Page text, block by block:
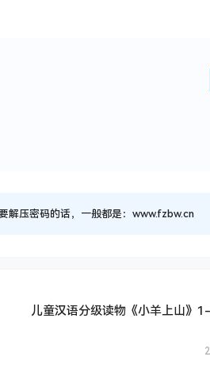
解压密码的话，一般都是：www.fzbw.cn
儿童汉语分级读物《小羊上山》